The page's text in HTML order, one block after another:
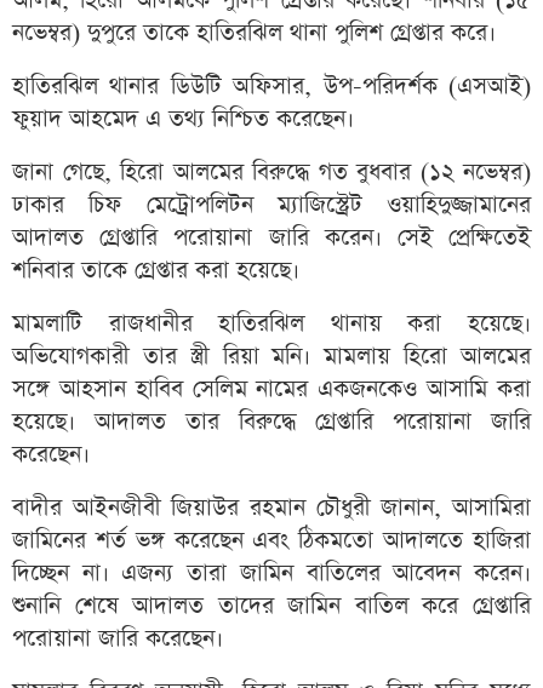
নভেম্বর) দুপুরে তাকে হাতিরঝিল থানা পুলিশ গ্রেপ্তার করে।
হাতিরঝিল থানার ডিউটি অফিসার, উপ-পরিদর্শক (এসআই)
ফুয়াদ আহমেদ এ তথ্য নিশ্চিত করেছেন।
জানা গেছে, হিরো আলমের বিরুদ্ধে গত বুধবার (১২ নভেম্বর)
ঢাকার চিফ মেট্রোপলিটন ম্যাজিস্ট্রেট ওয়াহিদুজ্জামানের
আদালত গ্রেপ্তারি পরোয়ানা জারি করেন। সেই প্রেক্ষিতেই
শনিবার তাকে গ্রেপ্তার করা হয়েছে।
মামলাটি রাজধানীর হাতিরঝিল থানায় করা হয়েছে।
অভিযোগকারী তার স্ত্রী রিয়া মনি। মামলায় হিরো আলমের
সঙ্গে আহসান হাবিব সেলিম নামের একজনকেও আসামি করা
হয়েছে। আদালত তার বিরুদ্ধে গ্রেপ্তারি পরোয়ানা জারি
করেছেন।
বাদীর আইনজীবী জিয়াউর রহমান চৌধুরী জানান, আসামিরা
জামিনের শর্ত ভঙ্গ করেছেন এবং ঠিকমতো আদালতে হাজিরা
দিচ্ছেন না। এজন্য তারা জামিন বাতিলের আবেদন করেন।
শুনানি শেষে আদালত তাদের জামিন বাতিল করে গ্রেপ্তারি
পরোয়ানা জারি করেছেন।